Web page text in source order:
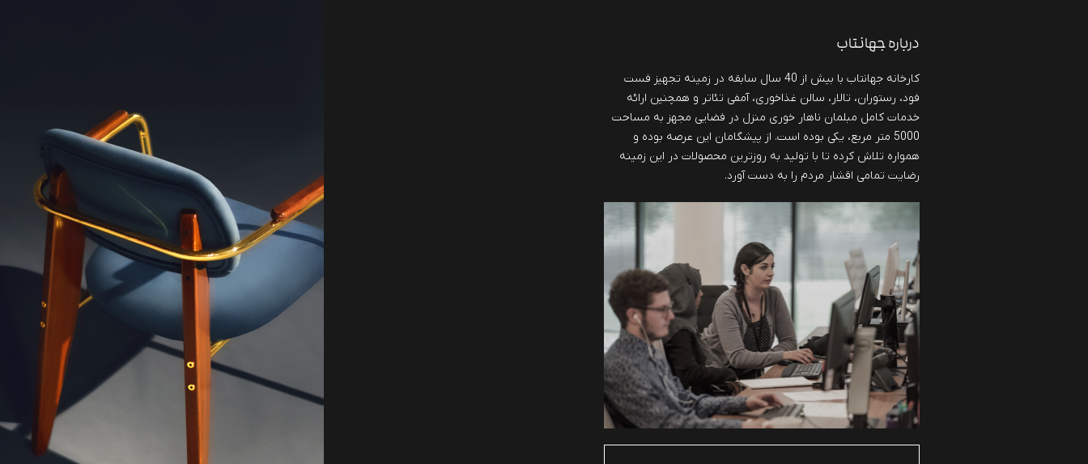
درباره جهانتاب
کارخانه جهانتاب با بیش از 40 سال سابقه در زمینه تجهیز فست
فود، رستوران، تالار، سالن غذاخوری، آمفی تئاتر و همچنین ارائه
خدمات کامل مبلمان ناهار خوری منزل در فضایی مجهز به مساحت
5000 متر مربع، یکی بوده است. از پیشگامان این عرصه بوده و
همواره تلاش کرده تا با تولید به روزترین محصولات در این زمینه
رضایت تمامی اقشار مردم را به دست آورد.